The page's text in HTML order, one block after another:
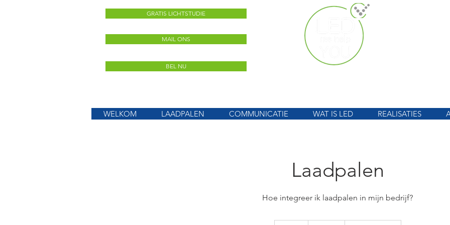
GRATIS LICHTSTUDIE
MAIL ONS
BEL NU
WELKOM LAADPALEN COMMUNICATIE WAT IS LED REALISATIES
Laadpalen
Hoe integreer ik laadpalen in mijn bedrijf?